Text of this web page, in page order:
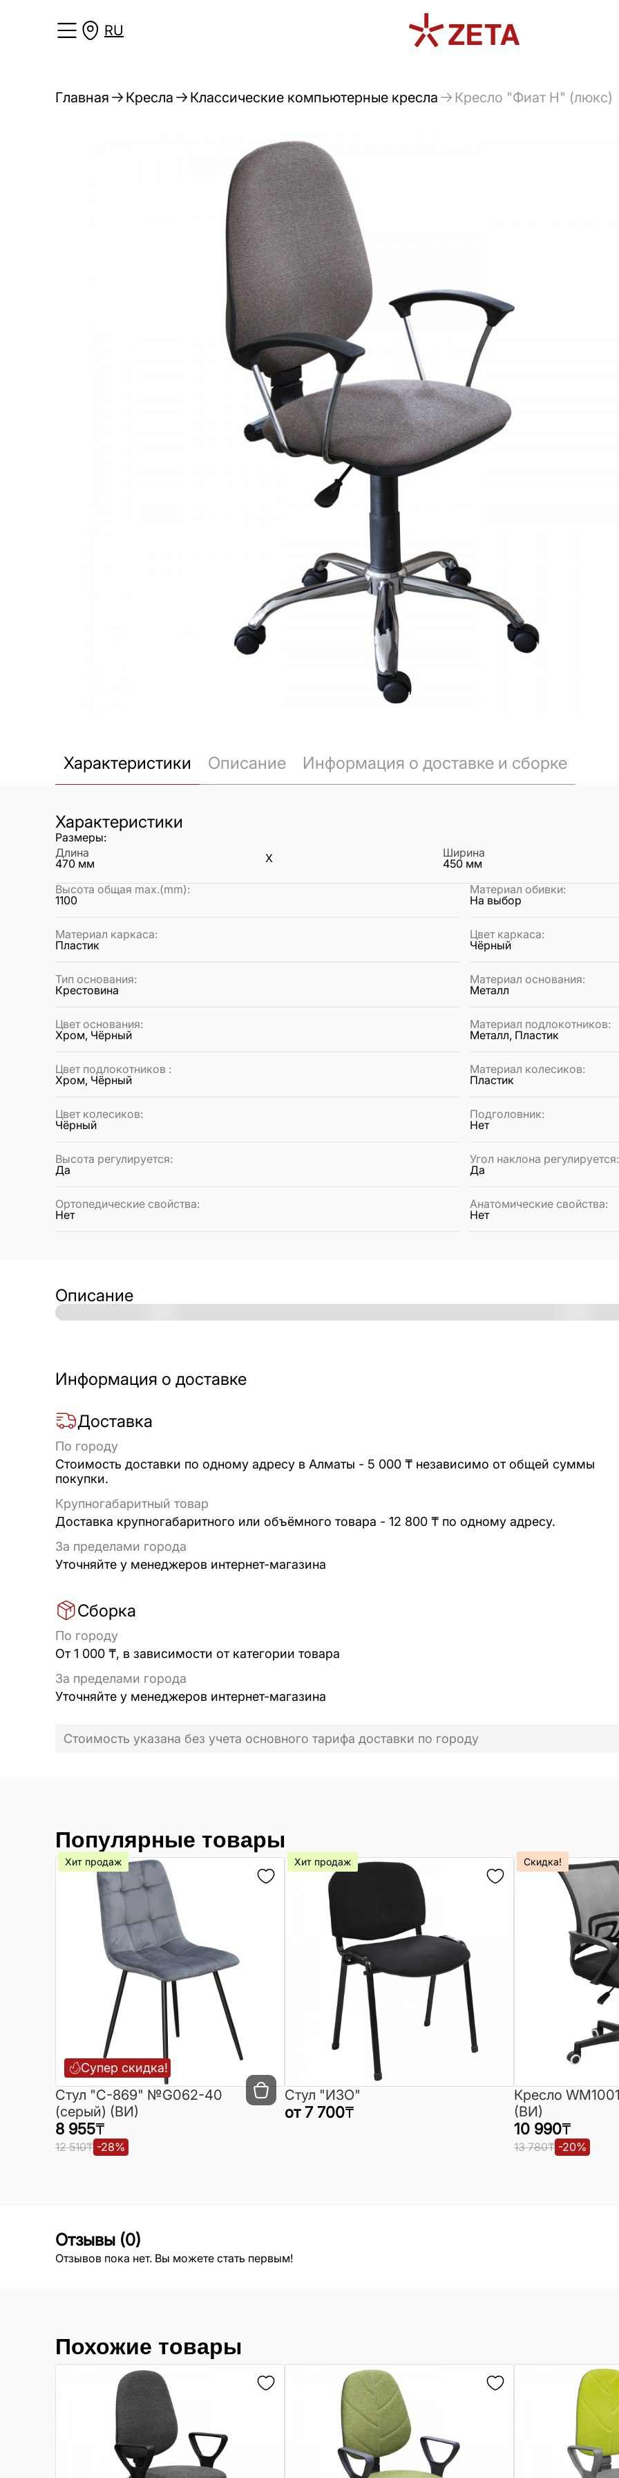
RU
Главная Кресла Классические компьютерные кресла Кресло "Фиат Н" (люкс)
Характеристики Описание Информация о доставке и сборке
Характеристики
Размеры:
Длина
470 мм X
Ширина
450 мм
Высота общая max.(mm):
1100
Материал обивки:
На выбор
Материал каркаса:
Пластик
Цвет каркаса:
Чёрный
Тип основания:
Крестовина
Материал основания:
Металл
Цвет основания:
Хром, Чёрный
Материал подлокотников:
Металл, Пластик
Цвет подлокотников :
Хром, Чёрный
Материал колесиков:
Пластик
Цвет колесиков:
Чёрный
Подголовник:
Нет
Высота регулируется:
Да
Угол наклона регулируется
Да
Ортопедические свойства:
Нет
Анатомические свойства:
Нет
Описание
Информация о доставке
Доставка
По городу
Стоимость доставки по одному адресу в Алматы - 5 000 ₸ независимо от общей суммы
покупки.
Крупногабаритный товар
Доставка крупногабаритного или объёмного товара - 12 800 ₸ по одному адресу.
За пределами города
Уточняйте у менеджеров интернет-магазина
Сборка
По городу
От 1 000 ₸, в зависимости от категории товара
За пределами города
Уточняйте у менеджеров интернет-магазина
Стоимость указана без учета основного тарифа доставки по городу
Популярные товары
Супер скидка!
Хит продаж
Cтул "C-869" №G062-40
(серый) (ВИ)
8 955₸
12 510₸ -28%
Хит продаж
Стул "ИЗО"
от 7 700₸
Скидка!
Кресло
(ВИ)
10 990₸
13 780₸ -20%
Отзывы (0)
Отзывов пока нет. Вы можете стать первым!
Похожие товары